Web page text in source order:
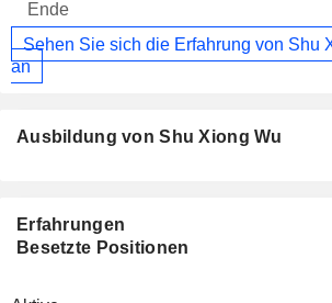
Sehen Sie sich die Erfahrung von Shu
an
Ausbildung von Shu Xiong Wu
Erfahrungen
Besetzte Positionen